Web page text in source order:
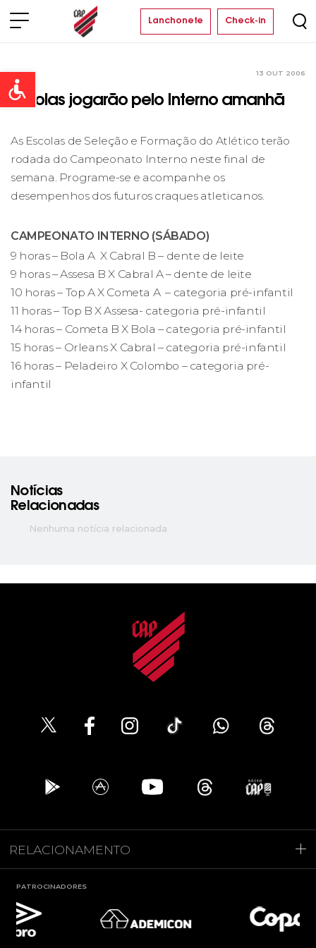
Open toolbar
Lanchonete Check-in
13 OUT 2006
Escolas jogarão pelo Interno amanhã
As Escolas de Seleção e Formação do Atlético terão
rodada do Campeonato Interno neste final de
semana. Programe-se e acompanhe os
desempenhos dos futuros craques atleticanos.
CAMPEONATO INTERNO (SÁBADO)
9 horas – Bola A X Cabral B – dente de leite
9 horas – Assesa B X Cabral A – dente de leite
10 horas – Top A X Cometa A – categoria pré-infantil
11 horas – Top B X Assesa- categoria pré-infantil
14 horas – Cometa B X Bola – categoria pré-infantil
15 horas – Orleans X Cabral – categoria pré-infantil
16 horas – Peladeiro X Colombo – categoria pré-
infantil
Notícias
Relacionadas
Nenhuma notícia relacionada
RELACIONAMENTO
PATROCINADORES